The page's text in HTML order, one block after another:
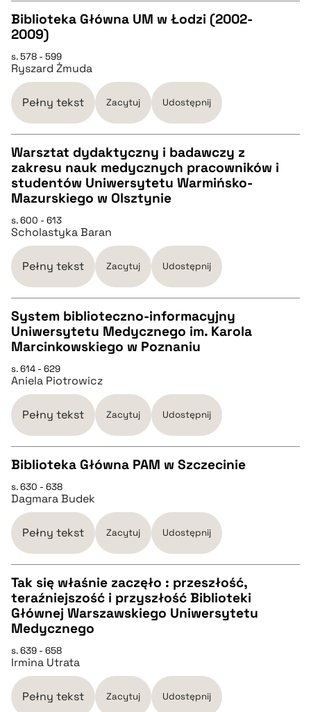
pobierz cytat
CZYSTY TEKST
pobierz cytat
BIBTEX
pobierz cytat
Biblioteka Główna UM w Łodzi (2002-
2009)
s. 578 - 599
Ryszard Żmuda
Pełny tekst Zacytuj Udostępnij
CZYSTY TEKST
pobierz cytat
BIBTEX
pobierz cytat
Warsztat dydaktyczny i badawczy z
zakresu nauk medycznych pracowników i
studentów Uniwersytetu Warmińsko-
Mazurskiego w Olsztynie
s. 600 - 613
Scholastyka Baran
Pełny tekst Zacytuj Udostępnij
CZYSTY TEKST
pobierz cytat
BIBTEX
pobierz cytat
System biblioteczno-informacyjny
Uniwersytetu Medycznego im. Karola
Marcinkowskiego w Poznaniu
s. 614 - 629
Aniela Piotrowicz
Pełny tekst Zacytuj Udostępnij
CZYSTY TEKST
pobierz cytat
BIBTEX
pobierz cytat
Biblioteka Główna PAM w Szczecinie
s. 630 - 638
Dagmara Budek
Pełny tekst Zacytuj Udostępnij
CZYSTY TEKST
pobierz cytat
BIBTEX
Tak się właśnie zaczęło : przeszłość,
teraźniejszość i przyszłość Biblioteki
Głównej Warszawskiego Uniwersytetu
Medycznego
s. 639 - 658
Irmina Utrata
Pełny tekst Zacytuj Udostępnij